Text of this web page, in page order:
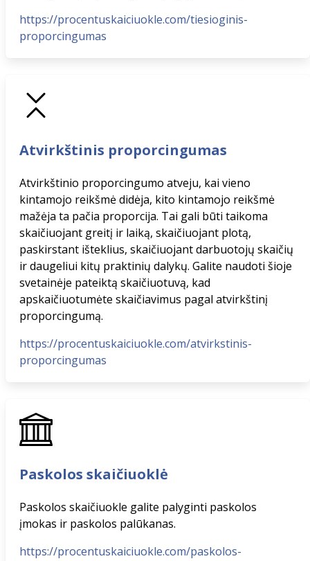
https://procentuskaiciuokle.com/tiesioginis-
proporcingumas
Atvirkštinis proporcingumas
Atvirkštinio proporcingumo atveju, kai vieno
kintamojo reikšmė didėja, kito kintamojo reikšmė
mažėja ta pačia proporcija. Tai gali būti taikoma
skaičiuojant greitį ir laiką, skaičiuojant plotą,
paskirstant išteklius, skaičiuojant darbuotojų skaičių
ir daugeliui kitų praktinių dalykų. Galite naudoti šioje
svetainėje pateiktą skaičiuotuvą, kad
apskaičiuotumėte skaičiavimus pagal atvirkštinį
proporcingumą.
https://procentuskaiciuokle.com/atvirkstinis-
proporcingumas
Paskolos skaičiuoklė
Paskolos skaičiuokle galite palyginti paskolos
įmokas ir paskolos palūkanas.
https://procentuskaiciuokle.com/paskolos-